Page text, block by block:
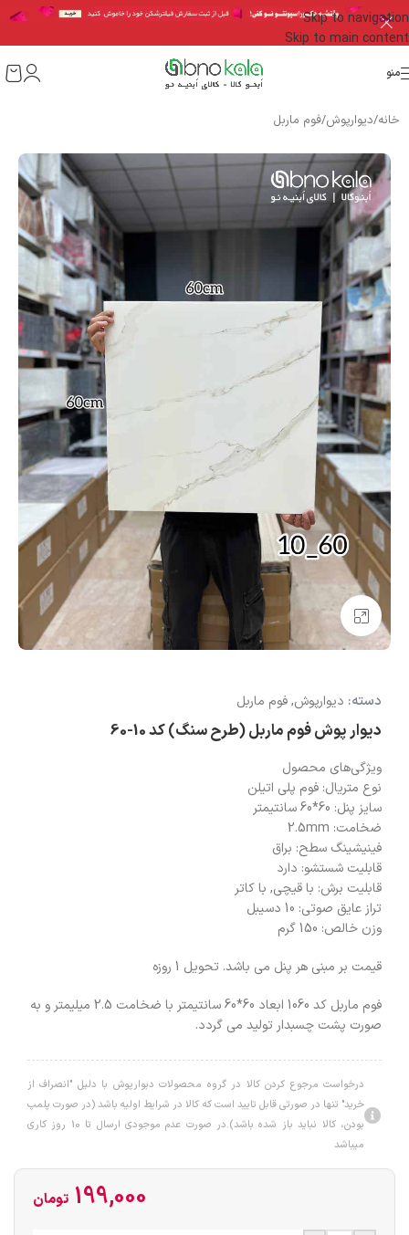
Skip to navigation
Skip to main content
منو
خانه/دیوارپوش/فوم ماربل
بزرگنمایی تصویر
دسته: دیوارپوش,فوم ماربل
دیوار پوش فوم ماربل (طرح سنگ) کد 10-60
ویژگی‌های محصول
نوع متریال: فوم پلی اتیلن
سایز پنل: 60*60 سانتیمتر
ضخامت: 2.5mm
فینیشینگ سطح: براق
قابلیت شستشو: دارد
قابلیت برش: با قیچی, با کاتر
تراز عایق صوتی: 10 دسیبل
وزن خالص: 150 گرم
قیمت بر مبنی هر پنل می باشد. تحویل 1 روزه
فوم ماربل کد 1060 ابعاد 60*60 سانتیمتر با ضخامت 2.5 میلیمتر و به
صورت پشت چسبدار تولید می گردد.
درخواست مرجوع کردن کالا در گروه محصولات دبوارپوش با دلیل "انصراف از
خرید" تنها در صورتی قابل تایید است که کالا در شرایط اولیه باشد (در صورت پلمپ
بودن، کالا نباید باز شده باشد).در صورت عدم موجودی ارسال تا 10 روز کاری
میباشد
199,000 تومان